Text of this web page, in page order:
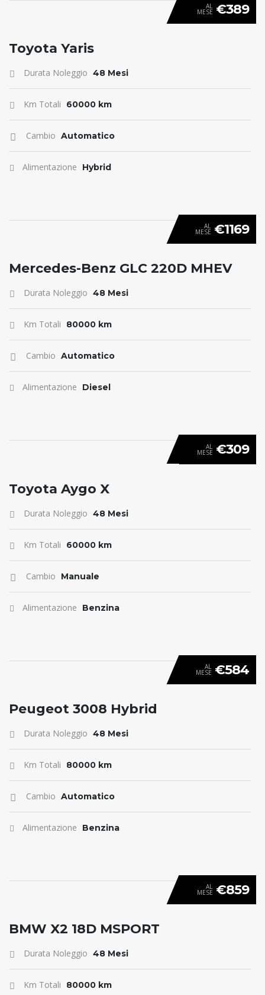
ANTICIPO 0
AL
MESE €389
Toyota Yaris
Durata Noleggio 48 Mesi
Km Totali 60000 km
Cambio Automatico
Alimentazione Hybrid
ANTICIPO 0
AL
MESE €1169
Mercedes-Benz GLC 220D MHEV
Durata Noleggio 48 Mesi
Km Totali 80000 km
Cambio Automatico
Alimentazione Diesel
ANTICIPO 0
AL
MESE €309
Toyota Aygo X
Durata Noleggio 48 Mesi
Km Totali 60000 km
Cambio Manuale
Alimentazione Benzina
ANTICIPO 0
AL
MESE €584
Peugeot 3008 Hybrid
Durata Noleggio 48 Mesi
Km Totali 80000 km
Cambio Automatico
Alimentazione Benzina
ANTICIPO 0
AL
MESE €859
BMW X2 18D MSPORT
Durata Noleggio 48 Mesi
Km Totali 80000 km